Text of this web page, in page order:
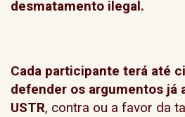
desmatamento ilegal.
Cada participante terá até
defender os argumentos já
USTR, contra ou a favor da